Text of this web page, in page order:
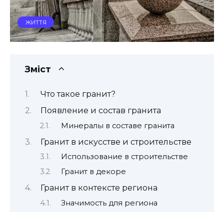
ЖИТТЯ
Зміст
Что такое гранит?
Появление и состав гранита
Минералы в составе гранита
Гранит в искусстве и строительстве
Использование в строительстве
Гранит в декоре
Гранит в контексте региона
Значимость для региона